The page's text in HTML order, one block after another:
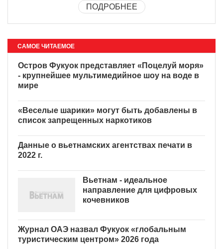
ПОДРОБНЕЕ
САМОЕ ЧИТАЕМОЕ
Остров Фукуок представляет
«Поцелуй моря» - крупнейшее
«Веселые шарики» могут
Данные о вьетнамских агентствах печати в
направление для цифровых
кочевников